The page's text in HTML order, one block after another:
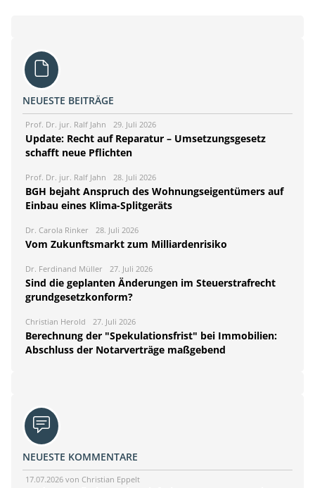
NEUESTE BEITRÄGE
Prof. Dr. jur. Ralf Jahn 29. Juli 2026
Update: Recht auf Reparatur – Umsetzungsgesetz
schafft neue Pflichten
Prof. Dr. jur. Ralf Jahn 28. Juli 2026
BGH bejaht Anspruch des Wohnungseigentümers auf
Einbau eines Klima-Splitgeräts
Dr. Carola Rinker 28. Juli 2026
Vom Zukunftsmarkt zum Milliardenrisiko
Dr. Ferdinand Müller 27. Juli 2026
Sind die geplanten Änderungen im Steuerstrafrecht
grundgesetzkonform?
Christian Herold 27. Juli 2026
Berechnung der "Spekulationsfrist" bei Immobilien:
Abschluss der Notarverträge maßgebend
NEUESTE KOMMENTARE
17.07.2026 von Christian Eppelt